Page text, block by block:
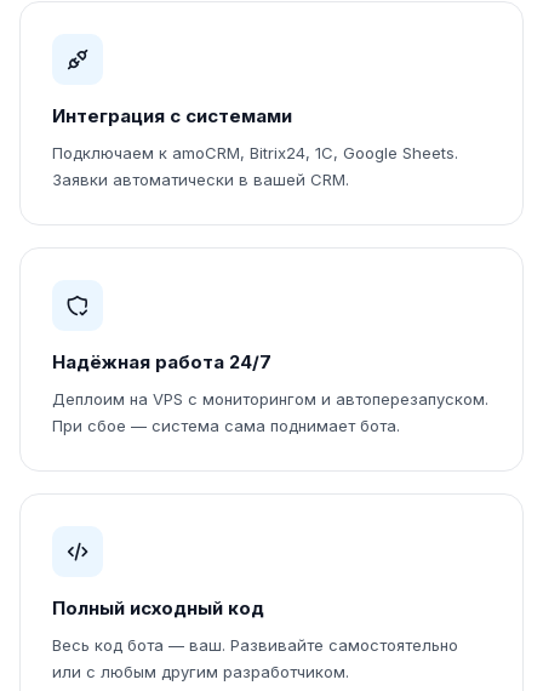
Интеграция с системами
Подключаем к amoCRM, Bitrix24, 1С, Google Sheets.
Заявки автоматически в вашей CRM.
Надёжная работа 24/7
Деплоим на VPS с мониторингом и автоперезапуском.
При сбое — система сама поднимает бота.
Полный исходный код
Весь код бота — ваш. Развивайте самостоятельно
или с любым другим разработчиком.